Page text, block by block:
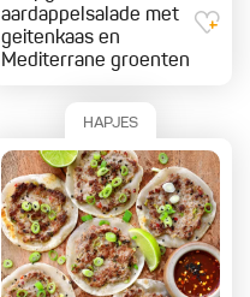
aardappelsalade met
geitenkaas en
Mediterrane groenten
HAPJES